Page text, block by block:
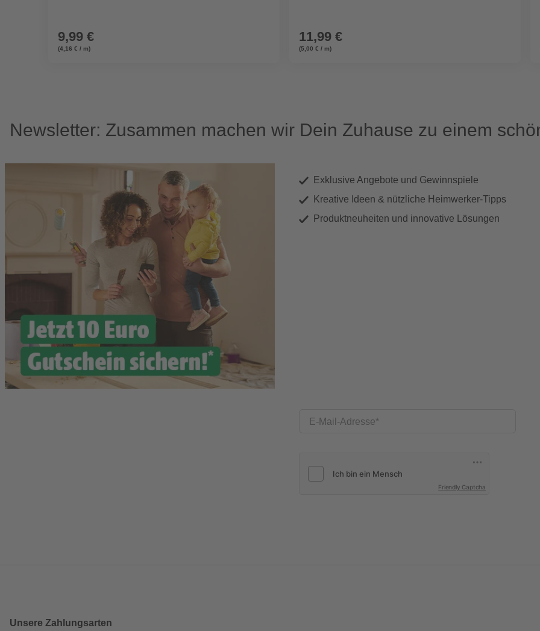
9,99 €
(4,16 € / m)
11,99 €
(5,00 € / m)
Newsletter: Zusammen machen wir Dein Zuhause zu einem
Exklusive Angebote und Gewinnspiele
Kreative Ideen & nützliche Heimwerker-Tipps
Produktneuheiten und innovative Lösungen
E-Mail-Adresse
Friendly Captcha
Unsere Zahlungsarten